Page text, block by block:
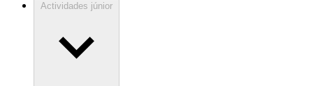
Actividades júnior